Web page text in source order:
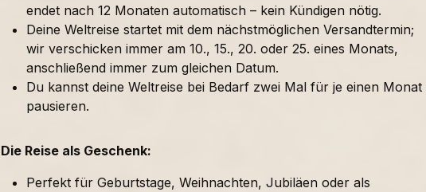
endet nach 12 Monaten automatisch – kein Kündigen nötig.
Deine Weltreise startet mit dem nächstmöglichen Versandtermin;
wir verschicken immer am 10., 15., 20. oder 25. eines Monats,
anschließend immer zum gleichen Datum.
Du kannst deine Weltreise bei Bedarf zwei Mal für je einen Monat
pausieren.
Die Reise als Geschenk:
Perfekt für Geburtstage, Weihnachten, Jubiläen oder als